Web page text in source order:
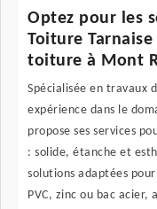
Optez pour les
Toiture
toiture à Mont
Spécialisée en travaux
expérience dans le
propose ses services
: solide, étanche et
solutions adaptées
PVC, zinc ou bac acier,